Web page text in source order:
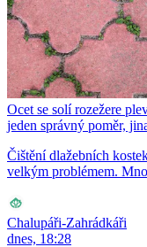
Ocet se solí rozežere
jeden správný poměr,
Čištění dlažebních
velkým problémem.
Chalupáři-Zahrádkáři
dnes, 18:28